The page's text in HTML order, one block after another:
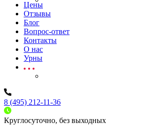
Цены
Отзывы
Блог
Вопрос-ответ
Контакты
О нас
Урны
8 (495) 212-11-36
Круглосуточно, без выходных